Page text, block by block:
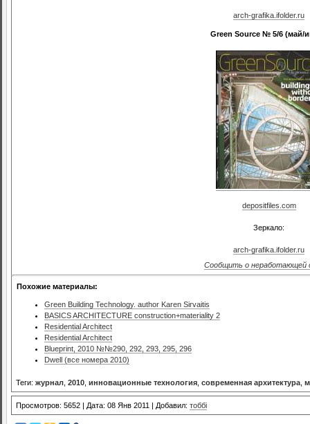
arch-grafika.ifolder.ru
Green Source № 5/6 (май/
depositfiles.com
Зеркало:
arch-grafika.ifolder.ru
Сообщить о неработающей
Похожие материалы:
Green Building Technology. аuthor Karen Sirvaitis
BASICS ARCHITECTURE construction+materiality 2
Residential Architect
Residential Architect
Blueprint, 2010 №№290, 292, 293, 295, 296
Dwell (все номера 2010)
Теги: журнал 2010 инновационные технология современная архитектура
Просмотров: 5652 | Дата: 08 Янв 2011 | Добавил: тоббі